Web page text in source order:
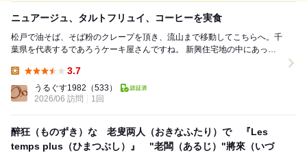
ニュアージュ、タルトフリュイ、コーヒーを実食
松戸で油そば、そば粉のクレープを頂き、流山まで移動してこちらへ。千
葉県を代表するであろうケーキ屋さんですね。 新興住宅地の中にあっ
3.7
うるぐす1982 （533）
2026/06 訪問
1回
醉狂（ものずき）な 老叟两人（おきなふたり）で 『Les
temps plus（ひまつぶし）』 "老闆（あるじ）"將來（いづ